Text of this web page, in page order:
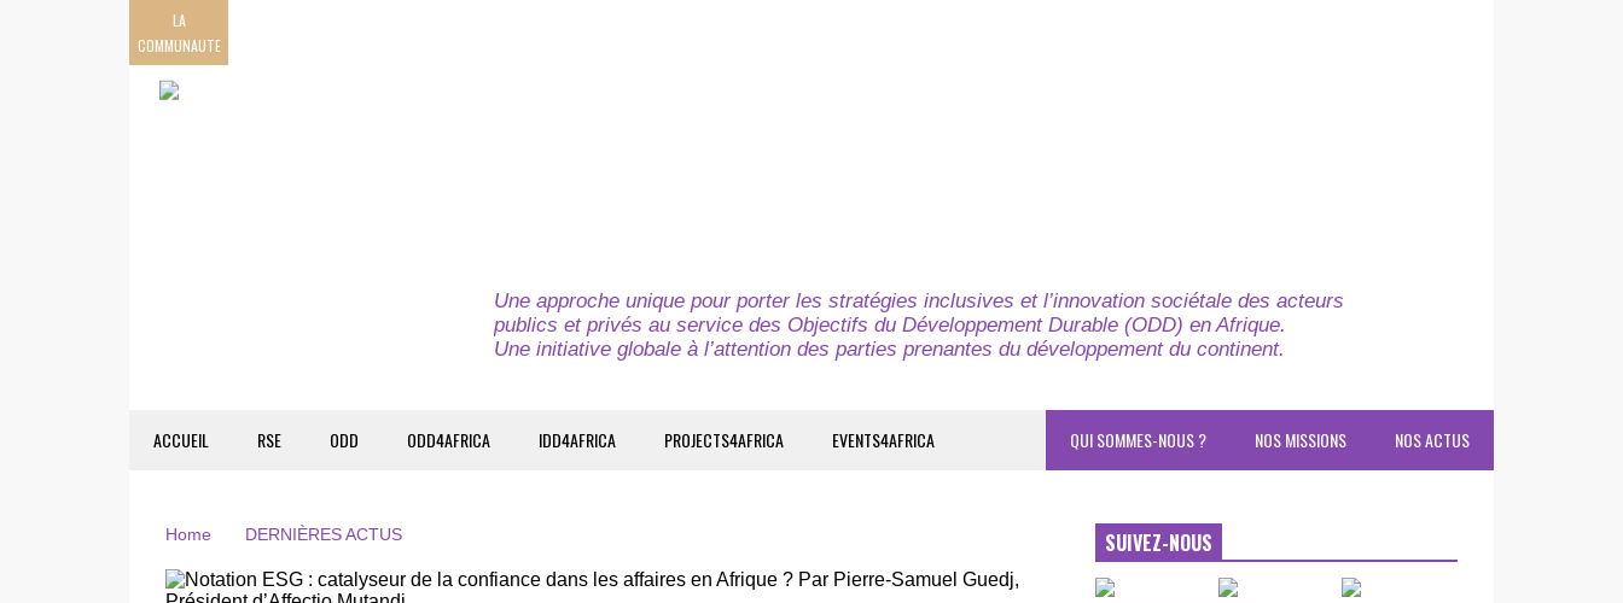
LA
COMMUNAUTE
Une approche unique pour porter les stratégies inclusives et l’innovation sociétale des acteurs
publics et privés au service des Objectifs du Développement Durable (ODD) en Afrique.
Une initiative globale à l’attention des parties prenantes du développement du continent.
ACCUEIL RSE ODD ODD4AFRICA IDD4AFRICA PROJECTS4AFRICA EVENTS4AFRICA NOS ACTUS
NOS MISSIONS
QUI SOMMES-NOUS ?
Home DERNIÈRES ACTUS SUIVEZ-NOUS